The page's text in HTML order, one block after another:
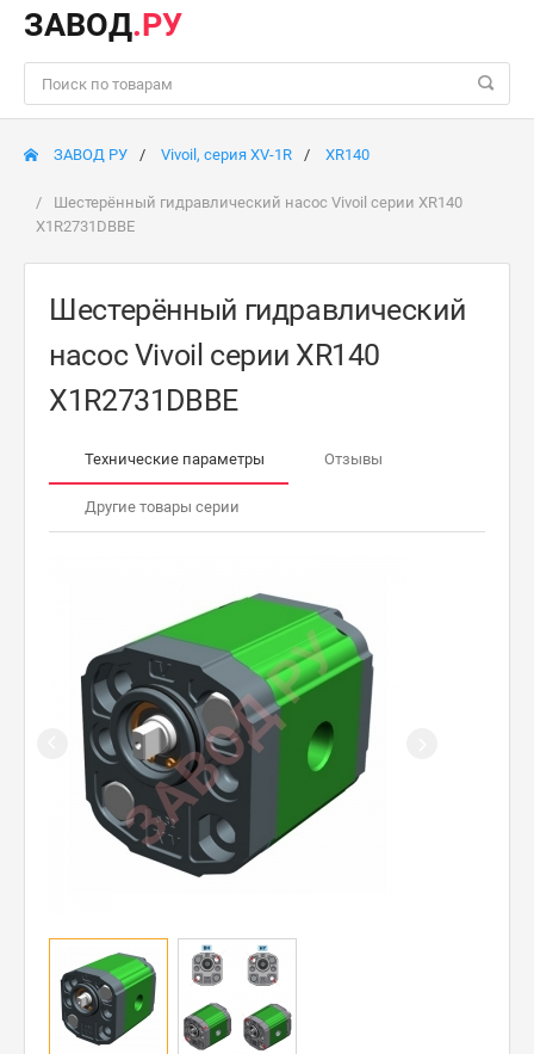
ЗАВОД.РУ
ЗАВОД РУ Vivoil, серия XV-1R XR140
Шестерённый гидравлический насос Vivoil серии XR140
X1R2731DBBE
Шестерённый гидравлический
насос Vivoil серии XR140
X1R2731DBBE
Технические параметры Отзывы
Другие товары серии